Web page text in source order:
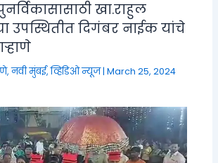
खा.राहुल
उपस्थितीत दिगंबर नाईक यांचे
नवी मुंबई,व्हिडिओ न्यूज|March 25, 2024